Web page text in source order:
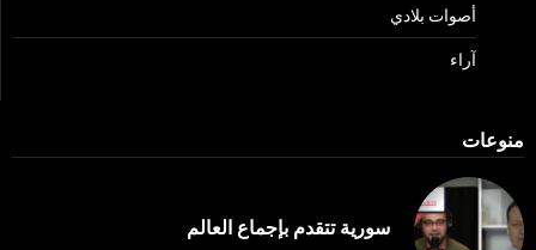
أصوات بلادي
آراء
منوعات
سورية تتقدم بإجماع العالم